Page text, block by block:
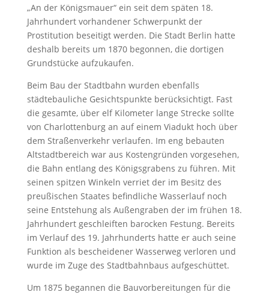
„An der Königsmauer“ ein seit dem späten 18.
Jahrhundert vorhandener Schwerpunkt der
Prostitution beseitigt werden. Die Stadt Berlin hatte
deshalb bereits um 1870 begonnen, die dortigen
Grundstücke aufzukaufen.
Beim Bau der Stadtbahn wurden ebenfalls
städtebauliche Gesichtspunkte berücksichtigt. Fast
die gesamte, über elf Kilometer lange Strecke sollte
von Charlottenburg an auf einem Viadukt hoch über
dem Straßenverkehr verlaufen. Im eng bebauten
Altstadtbereich war aus Kostengründen vorgesehen,
die Bahn entlang des Königsgrabens zu führen. Mit
seinen spitzen Winkeln verriet der im Besitz des
preußischen Staates befindliche Wasserlauf noch
seine Entstehung als Außengraben der im frühen 18.
Jahrhundert geschleiften barocken Festung. Bereits
im Verlauf des 19. Jahrhunderts hatte er auch seine
Funktion als bescheidener Wasserweg verloren und
wurde im Zuge des Stadtbahnbaus aufgeschüttet.
Um 1875 begannen die Bauvorbereitungen für die